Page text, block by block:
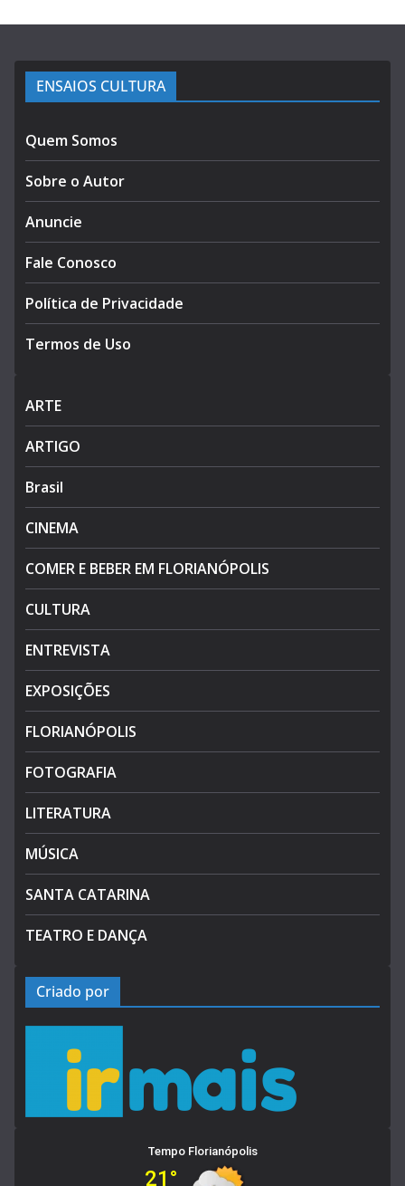
ENSAIOS CULTURA
Quem Somos
Sobre o Autor
Anuncie
Fale Conosco
Política de Privacidade
Termos de Uso
ARTE
ARTIGO
Brasil
CINEMA
COMER E BEBER EM FLORIANÓPOLIS
CULTURA
ENTREVISTA
EXPOSIÇÕES
FLORIANÓPOLIS
FOTOGRAFIA
LITERATURA
MÚSICA
SANTA CATARINA
TEATRO E DANÇA
Criado por